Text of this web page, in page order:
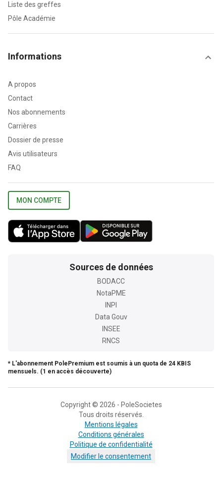
Liste des greffes
Pôle Académie
Informations
A propos
Contact
Nos abonnements
Carrières
Dossier de presse
Avis utilisateurs
FAQ
MON COMPTE
Sources de données
BODACC
NotaPME
INPI
Data Gouv
INSEE
RNCS
* L'abonnement PolePremium est soumis à un quota de 24 KBIS
mensuels. (1 en accès découverte)
Copyright © 2026 - PoleSocietes
Tous droits réservés.
Mentions légales
Conditions générales
Politique de confidentialité
Modifier le consentement